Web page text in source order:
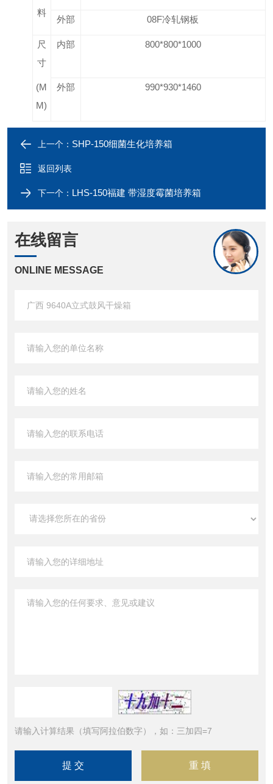
料
外部 08F冷轧钢板
尺
寸
(M
M)
内部 800*800*1000
外部 990*930*1460
上一个： SHP-150细菌生化培养箱
返回列表
下一个： LHS-150福建 带湿度霉菌培养箱
在线留言
ONLINE MESSAGE
请输入计算结果（填写阿拉伯数字），如：三加四=7